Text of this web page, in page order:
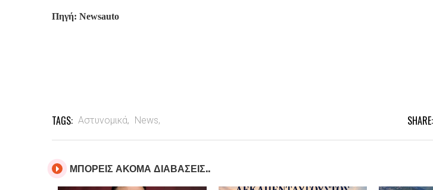
Πηγή: Newsauto
TAGS: Αστυνομικά, News, SHARE:
ΜΠΟΡΕΙΣ ΑΚΟΜΑ ΔΙΑΒΑΣΕΙΣ..